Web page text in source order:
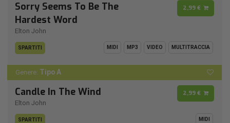
Sorry Seems To Be The
Hardest Word
Elton John
2,99 €
SPARTITI MIDI MP3 VIDEO MULTITRACCIA
Genere: Tipo A
Candle In The Wind
Elton John
2,99 €
SPARTITI MIDI